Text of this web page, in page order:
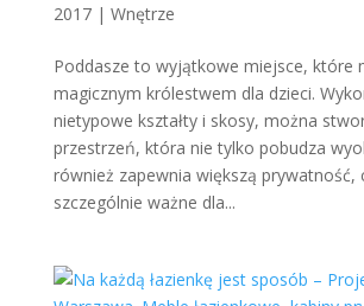
2017| Wnętrze
Poddasze to wyjątkowe miejsce, które
magicznym królestwem dla dzieci.
nietypowe kształty i skosy, można
przestrzeń, która nie tylko pobudza
również zapewnia większą prywatność,
szczególnie ważne dla...